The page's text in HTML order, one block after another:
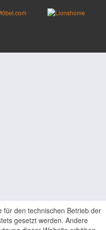
für den technischen Betrieb der
gesetzt werden. Andere